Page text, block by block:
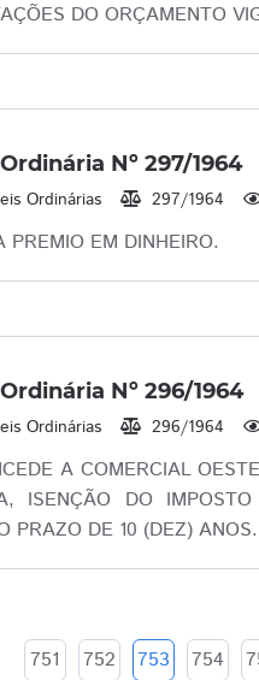
DO ORÇAMENTO
Nº 297/1964
Ordinárias 297/1964
PREMIO EM DINHEIRO.
Nº 296/1964
Ordinárias 296/1964
A COMERCIAL
ISENÇÃO DO IMPOSTO
PRAZO DE 10 (DEZ) ANOS.
751 752 753 754